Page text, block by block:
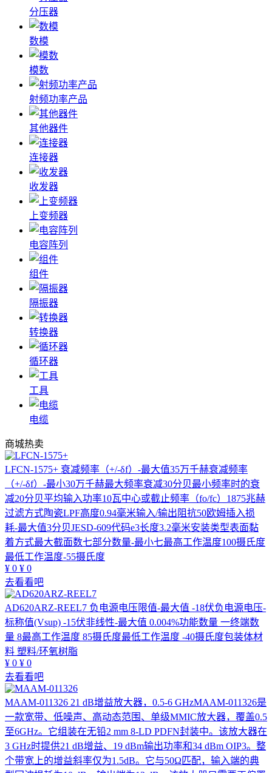
分压器
数模
模数
射频功率产品
其他器件
连接器
收发器
上变频器
电容阵列
组件
隔振器
转换器
循环器
工具
电缆
商城热卖
LFCN-1575+ 衰减频率（+/-δf）-最大值35万千赫衰减频率
（+/-δf）-最小30万千赫最大频率衰减30分贝最小频率时的衰
减20分贝平均输入功率10瓦中心或截止频率（fo/fc）1875兆赫
过滤方式陶瓷LPF高度0.94毫米输入/输出阻抗50欧姆插入损
耗-最大值3分贝JESD-609代码e3长度3.2毫米安装类型表面黏
着方式最大截面数七部分数量-最小七最高工作温度100摄氏度
最低工作温度-55摄氏度
¥ 0 ¥ 0
去看看吧
AD620ARZ-REEL7 负电源电压限值-最大值 -18伏负电源电压-
标称值(Vsup) -15伏非线性-最大值 0.004%功能数量 一终端数
量 8最高工作温度 85摄氏度最低工作温度 -40摄氏度包装体材
料 塑料/环氧树脂
¥ 0 ¥ 0
去看看吧
MAAM-011326 21 dB增益放大器，0.5-6 GHzMAAM-011326是
一款宽带、低噪声、高动态范围、单级MMIC放大器，覆盖0.5
至6GHz。它组装在无铅2 mm 8-LD PDFN封装中。该放大器在
3 GHz时提供21 dB增益、19 dBm输出功率和34 dBm OIP3。整
个带宽上的增益斜率仅为1.5dB。它与50Ω匹配，输入端的典